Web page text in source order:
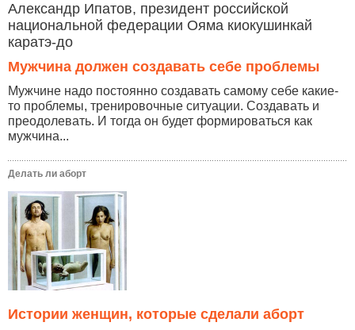
Александр Ипатов, президент российской
национальной федерации Ояма киокушинкай
каратэ-до
Мужчина должен создавать себе проблемы
Мужчине надо постоянно создавать самому себе какие-
то проблемы, тренировочные ситуации. Создавать и
преодолевать. И тогда он будет формироваться как
мужчина...
Делать ли аборт
Истории женщин, которые сделали аборт